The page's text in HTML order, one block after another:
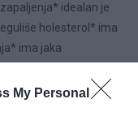
My Personal
idealan je
holesterol* ima
ima jaka
menopauze
pomaže u